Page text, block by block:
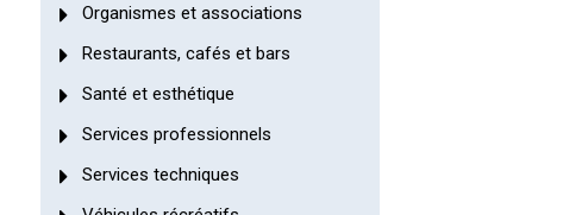
Organismes et associations
Restaurants, cafés et bars
Santé et esthétique
Services professionnels
Services techniques